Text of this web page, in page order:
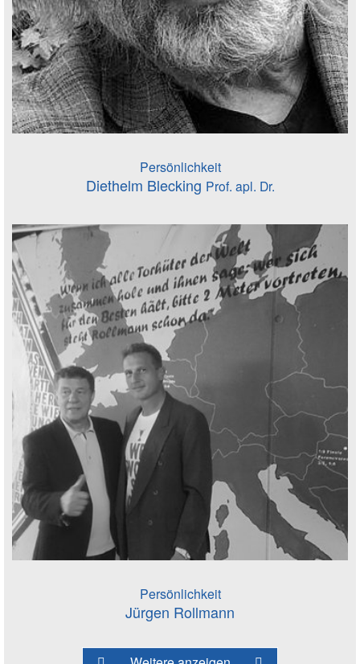
Persönlichkeit
Diethelm Blecking Prof. apl. Dr.
Persönlichkeit
Jürgen Rollmann